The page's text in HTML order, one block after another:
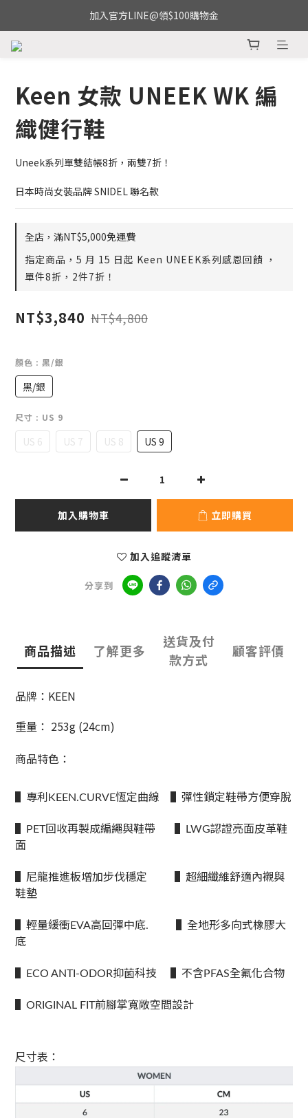
加入官方LINE@領$100購物金
Keen 女款 UNEEK WK 編
織健行鞋
Uneek系列單雙結帳8折，兩雙7折！
日本時尚女裝品牌 SNIDEL 聯名款
全店，滿NT$5,000免運費
指定商品，5 月 15 日起 Keen UNEEK系列感恩回饋 ，
單件8折，2件7折！
NT$3,840 NT$4,800
顏色 : 黑/銀
黑/銀
尺寸 : US 9
US 6 US 7 US 8 US 9
加入購物車 立即購買
加入追蹤清單
分享到
商品描述 了解更多
送貨及付
款方式
顧客評價
品牌：KEEN
重量： 253g (24cm)
商品特色：
▌專利KEEN.CURVE恆定曲線 ▌彈性鎖定鞋帶方便穿脫
▌PET回收再製成編繩與鞋帶 ▌LWG認證亮面皮革鞋
面
▌尼龍推進板增加步伐穩定 ▌超細纖維舒適內襯與
鞋墊
▌輕量緩衝EVA高回彈中底. ▌全地形多向式橡膠大
底
▌ECO ANTI-ODOR抑菌科技 ▌不含PFAS全氟化合物
▌ORIGINAL FIT前腳掌寬敞空間設計
尺寸表：